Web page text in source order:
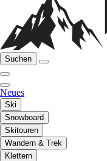
Suchen
Neues
Ski
Snowboard
Skitouren
Wandern & Trek
Klettern